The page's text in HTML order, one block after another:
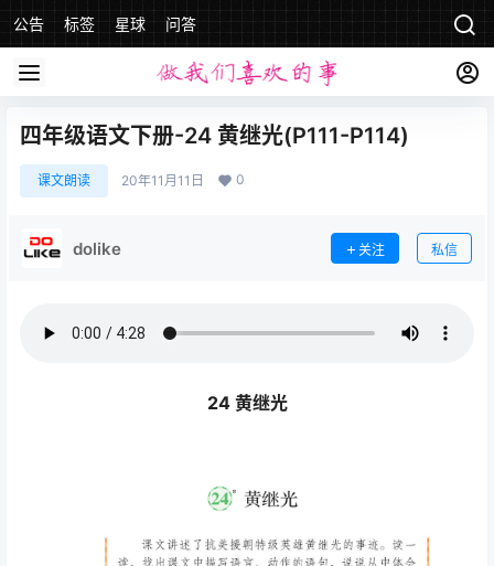
公告 标签 星球 问答
四年级语文下册-24 黄继光(P111-P114)
课文朗读 20年11月11日 0
dolike 关注 私信
24 黄继光